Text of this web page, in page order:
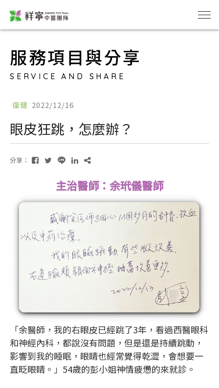
服務項目與分享
SERVICE AND SHARE
復健 2022/12/16
眼皮狂跳，怎麼辦？
分享：
主治醫師：余玳儀醫師
「余醫師，我的右眼皮已經跳了3年，看過西醫眼科
和神經內科，都說沒有問題，但是還是持續跳動，
影響到我的睡眠，眼睛也經常覺得乾澀，會想要一
直眨眼睛。」54歲的彭小姐神情疲憊的來就診。